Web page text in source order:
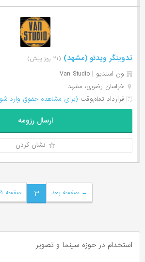
تدوینگر ویدئو (مشهد) (۲۱ روز پیش)
ون استدیو | Van Studio
خراسان رضوی، مشهد
قرارداد تمام‌وقت (برای مشاهده حقوق وارد
ارسال رزومه
نشان کردن
صفحه ۳ صفحه بعد →
استخدام در حوزه سینما­­­ و تصویر